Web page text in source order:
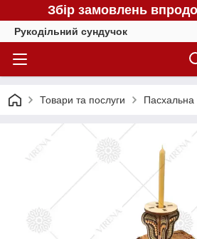
Збір замовлень
Рукодільний сундучок
Товари та послуги Пасхальна